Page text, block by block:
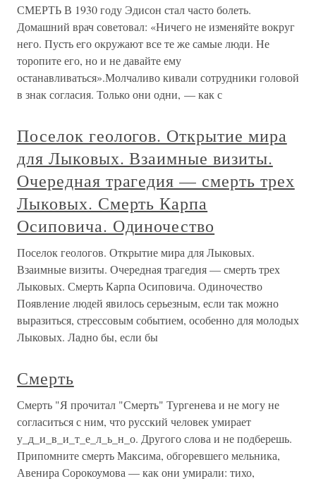
СМЕРТЬ В 1930 году Эдисон стал часто болеть.
Домашний врач советовал: «Ничего не изменяйте вокруг
него. Пусть его окружают все те же самые люди. Не
торопите его, но и не давайте ему
останавливаться».Молчаливо кивали сотрудники головой
в знак согласия. Только они одни, — как с
Поселок геологов. Открытие мира
для Лыковых. Взаимные визиты.
Очередная трагедия — смерть трех
Лыковых. Смерть Карпа
Осиповича. Одиночество
Поселок геологов. Открытие мира для Лыковых.
Взаимные визиты. Очередная трагедия — смерть трех
Лыковых. Смерть Карпа Осиповича. Одиночество
Появление людей явилось серьезным, если так можно
выразиться, стрессовым событием, особенно для молодых
Лыковых. Ладно бы, если бы
Смерть
Смерть "Я прочитал "Смерть" Тургенева и не могу не
согласиться с ним, что русский человек умирает
у_д_и_в_и_т_е_л_ь_н_о. Другого слова и не подберешь.
Припомните смерть Максима, обгоревшего мельника,
Авенира Сорокоумова — как они умирали: тихо,